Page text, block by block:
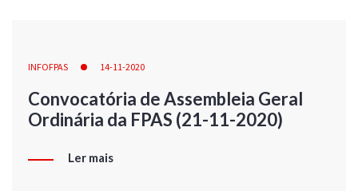
INFOFPAS 14-11-2020
Convocatória de Assembleia Geral
Ordinária da FPAS (21-11-2020)
Ler mais